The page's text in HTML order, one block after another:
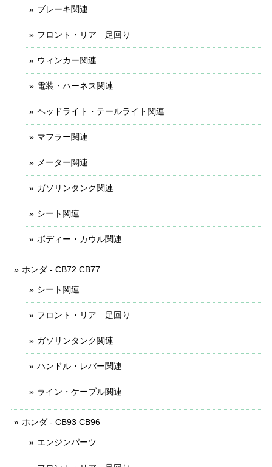
ブレーキ関連
フロント・リア 足回り
ウィンカー関連
電装・ハーネス関連
ヘッドライト・テールライト関連
マフラー関連
メーター関連
ガソリンタンク関連
シート関連
ボディー・カウル関連
ホンダ - CB72 CB77
シート関連
フロント・リア 足回り
ガソリンタンク関連
ハンドル・レバー関連
ライン・ケーブル関連
ホンダ - CB93 CB96
エンジンパーツ